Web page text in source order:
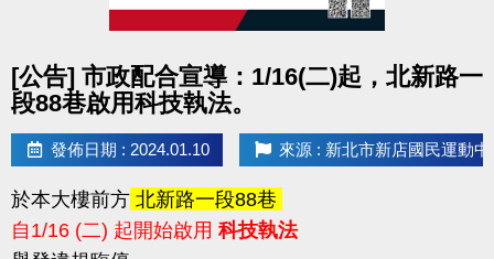
[公告] 市政配合宣導：1/16(二)起，北新路一
段88巷啟用科技執法。
發佈日期 : 2024.01.10 來源 : 新北市新店國民運動中
於本大樓前方 北新路一段88巷
自1/16 (二) 起開始啟用 科技執法